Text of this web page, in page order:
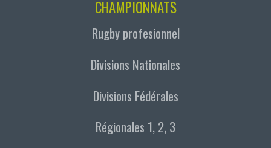
CHAMPIONNATS
Rugby profesionnel
Divisions Nationales
Divisions Fédérales
Régionales 1, 2, 3